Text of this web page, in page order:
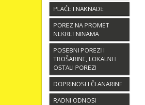
PLAĆE I NAKNADE
POREZ NA PROMET
NEKRETNINAMA
POSEBNI POREZI I
TROŠARINE, LOKALNI I
OSTALI POREZI
DOPRINOSI I ČLANARINE
RADNI ODNOSI